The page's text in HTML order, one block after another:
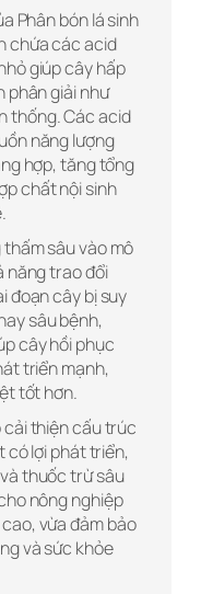
Phân bón lá sinh
chứa các acid
giúp cây hấp
phân giải như
thống. Các acid
năng lượng
hợp, tăng tổng
chất nội sinh
thấm sâu vào mô
năng trao đổi
đoạn cây bị suy
sâu bệnh,
cây hồi phục
triển mạnh,
tốt hơn.
cải thiện cấu trúc
có lợi phát triển,
thuốc trừ sâu
nông nghiệp
vừa đảm bảo
và sức khỏe